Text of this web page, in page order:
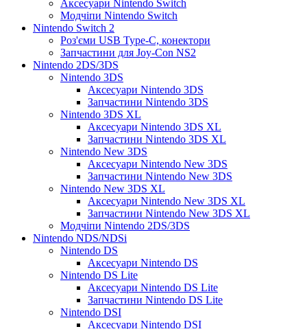
Аксесуари Nintendo Switch
Модчіпи Nintendo Switch
Nintendo Switch 2
Роз'єми USB Type-C, конектори
Запчастини для Joy-Con NS2
Nintendo 2DS/3DS
Nintendo 3DS
Аксесуари Nintendo 3DS
Запчастини Nintendo 3DS
Nintendo 3DS XL
Аксесуари Nintendo 3DS XL
Запчастини Nintendo 3DS XL
Nintendo New 3DS
Аксесуари Nintendo New 3DS
Запчастини Nintendo New 3DS
Nintendo New 3DS XL
Аксесуари Nintendo New 3DS XL
Запчастини Nintendo New 3DS XL
Модчіпи Nintendo 2DS/3DS
Nintendo NDS/NDSi
Nintendo DS
Аксесуари Nintendo DS
Nintendo DS Lite
Аксесуари Nintendo DS Lite
Запчастини Nintendo DS Lite
Nintendo DSI
Аксесуари Nintendo DSI